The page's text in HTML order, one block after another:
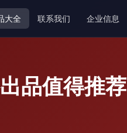
大全 联系我们 企业信息
品值得推荐